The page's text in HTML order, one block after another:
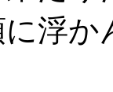
浮か